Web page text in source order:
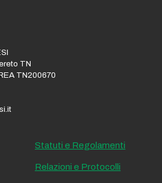
TN
TN200670
Statuti e Regolamenti
Relazioni e Protocolli